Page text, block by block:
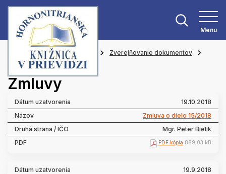
Menu
Hlavná stránka O knižnici
Zverejňovanie dokumentov
Zmluvy
Zmluvy
19.10.2018
Zmluva o dielo 15/2018
Mgr. Peter Bielik
PDF kópia 889,03 kB
19.9.2018